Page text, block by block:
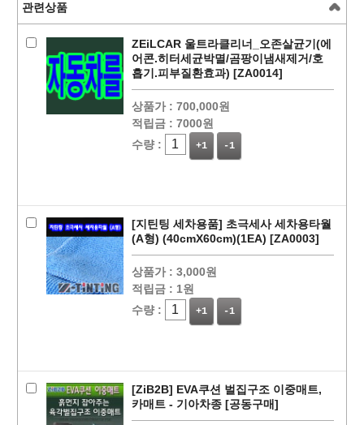
PAYCO 바로
관련상품
ZEiLCAR 울트라클리너_오존살균기(에
어콘.히터세균박멸/곰팡이냄새제거/호
흡기.피부질환효과) [ZA0014]
상품가 : 700,000원
적립금 : 7000원
수량 :
+1 -1
[지틴팅 세차용품] 초극세사 세차용타월
(A형) (40cmX60cm)(1EA) [ZA0003]
상품가 : 3,000원
적립금 : 1원
수량 :
+1 -1
[ZiB2B] EVA쿠션 벌집구조 이중매트,
카매트 - 기아차종 [공동구매]